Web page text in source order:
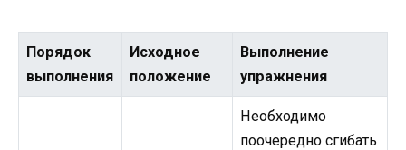
Порядок
выполнения
Исходное
положение
Выполнение
упражнения
Необходимо
поочередно сгибать